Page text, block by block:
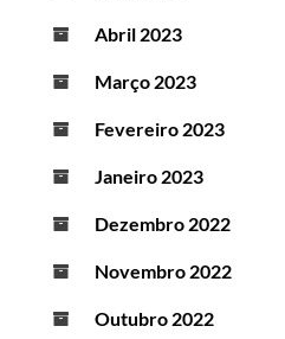
Abril 2023
Março 2023
Fevereiro 2023
Janeiro 2023
Dezembro 2022
Novembro 2022
Outubro 2022